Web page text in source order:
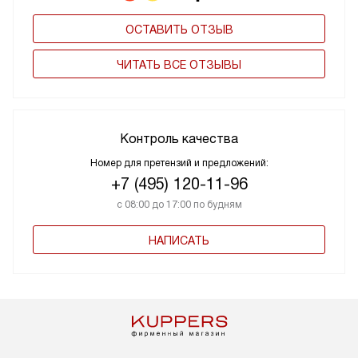
ОСТАВИТЬ ОТЗЫВ
ЧИТАТЬ ВСЕ ОТЗЫВЫ
Контроль качества
Номер для претензий и предложений:
+7 (495) 120-11-96
с 08:00 до 17:00 по будням
НАПИСАТЬ